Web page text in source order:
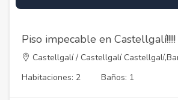
Piso impecable en Castellgalí!!!!!
Castellgalí / Castellgalí
Habitaciones: 2
Baños: 1